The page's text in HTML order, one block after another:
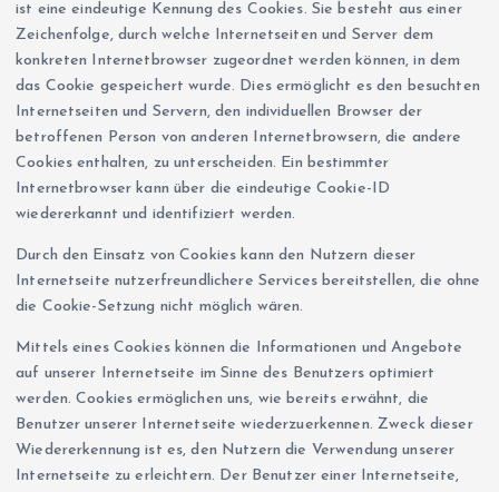
ist eine eindeutige Kennung des Cookies. Sie besteht aus einer
Zeichenfolge, durch welche Internetseiten und Server dem
konkreten Internetbrowser zugeordnet werden können, in dem
das Cookie gespeichert wurde. Dies ermöglicht es den besuchten
Internetseiten und Servern, den individuellen Browser der
betroffenen Person von anderen Internetbrowsern, die andere
Cookies enthalten, zu unterscheiden. Ein bestimmter
Internetbrowser kann über die eindeutige Cookie-ID
wiedererkannt und identifiziert werden.
Durch den Einsatz von Cookies kann den Nutzern dieser
Internetseite nutzerfreundlichere Services bereitstellen, die ohne
die Cookie-Setzung nicht möglich wären.
Mittels eines Cookies können die Informationen und Angebote
auf unserer Internetseite im Sinne des Benutzers optimiert
werden. Cookies ermöglichen uns, wie bereits erwähnt, die
Benutzer unserer Internetseite wiederzuerkennen. Zweck dieser
Wiedererkennung ist es, den Nutzern die Verwendung unserer
Internetseite zu erleichtern. Der Benutzer einer Internetseite,